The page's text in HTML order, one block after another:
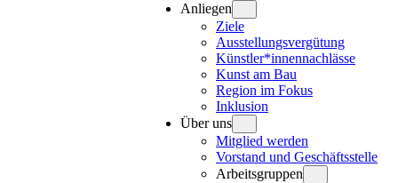
Anliegen
Ziele
Ausstellungsvergütung
Künstler*innennachlässe
Kunst am Bau
Region im Fokus
Inklusion
Über uns
Mitglied werden
Vorstand und Geschäftsstelle
Arbeitsgruppen